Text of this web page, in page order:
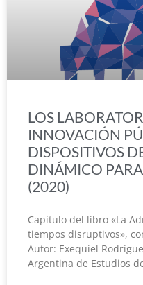
LOS
INNOVACIÓN
DISPOSITIVOS
DINÁMICO
(2020)
Capítulo del libro «La
tiempos disruptivos»,
Autor: Exequiel
Argentina de Estudios